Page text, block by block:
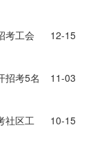
考工会
12-15
招考5名
11-03
社区工
10-15